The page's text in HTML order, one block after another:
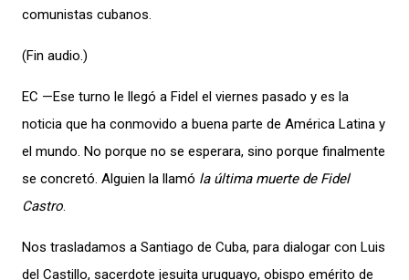
comunistas cubanos.
(Fin audio.)
EC —Ese turno le llegó a Fidel el viernes pasado y es la
noticia que ha conmovido a buena parte de América Latina y
el mundo. No porque no se esperara, sino porque finalmente
se concretó. Alguien la llamó la última muerte de Fidel
Castro.
Nos trasladamos a Santiago de Cuba, para dialogar con Luis
del Castillo, sacerdote jesuita uruguayo, obispo emérito de